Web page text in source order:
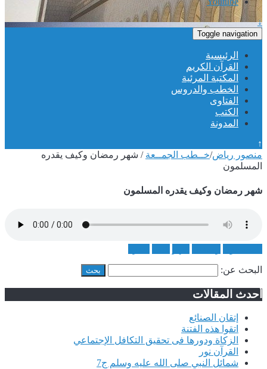
↓
Toggle navigation
الرئيسية
القرآن الكريم
المكتبة المرئية
الخطب والدروس
الفتاوى
الكتب
المدونة
↑
منصور رياض/خــطب الجمــعة / شهر رمضان وكيف يقدره
المسلمون
شهر رمضان وكيف يقدره المسلمون
البحث عن:
أحدث المقالات
إتقان الصنائع
اتقوا هذه الفتنة
الزكاة ودورها فى تحقيق التكافل الإجتماعي
القرآن نور
شمائل النبي صلى الله عليه وسلم ج7